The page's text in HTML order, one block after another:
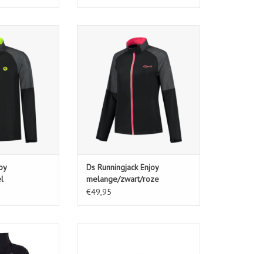
melange/zwart/roze
TOEVOEGEN AAN WINKELWAGEN
Ds Runningjack Enjoy
melange/zwart/roze
€49,95